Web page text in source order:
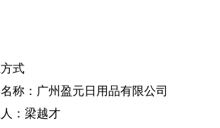
式
称： 广州盈元日用品有限公司
：梁越才